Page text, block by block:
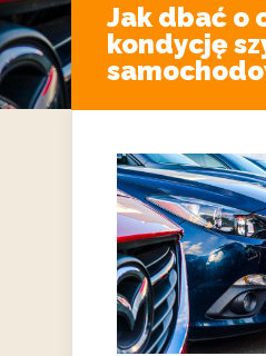
Jak dbać o
kondycję